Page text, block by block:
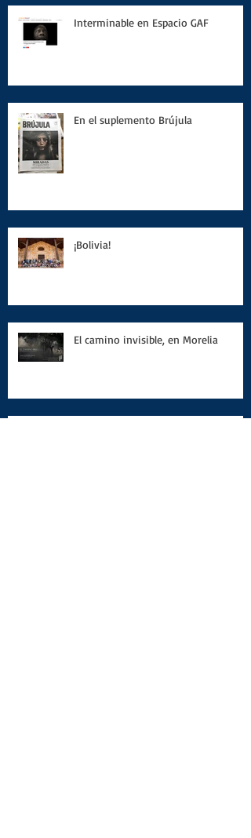
Interminable en Espacio GAF
En el suplemento Brújula
¡Bolivia!
El camino invisible, en Morelia